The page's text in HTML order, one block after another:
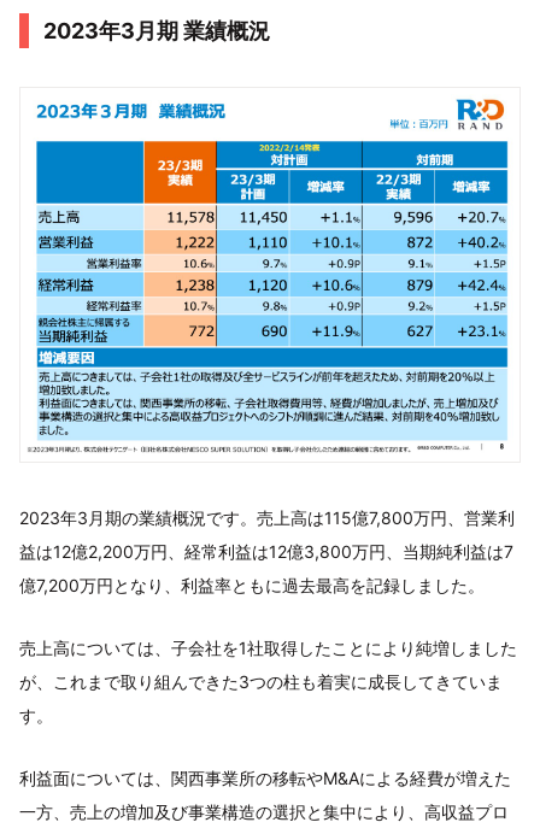
2023年3月期 業績概況
2023年3月期の業績概況です。売上高は115億7,800万円、営業利
益は12億2,200万円、経常利益は12億3,800万円、当期純利益は7
億7,200万円となり、利益率ともに過去最高を記録しました。
売上高については、子会社を1社取得したことにより純増しました
が、これまで取り組んできた3つの柱も着実に成長してきていま
す。
利益面については、関西事業所の移転やM&Aによる経費が増えた
一方、売上の増加及び事業構造の選択と集中により、高収益プロ